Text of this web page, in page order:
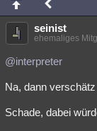
meine Rubriken
Menschen
Spiritualität
Natur Umfragen
weitere Rubriken
seinist
ehemaliges
@interpreter
Na, dann
Schade, dabei